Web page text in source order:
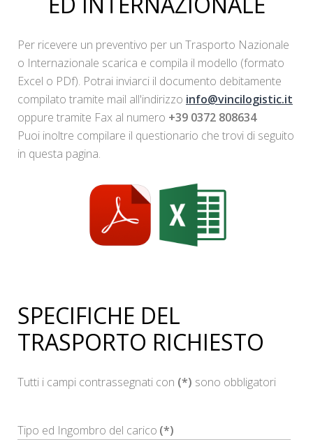
Per ricevere un preventivo per un Trasporto Nazionale
o Internazionale scarica e compila il modello (formato
Excel o PDf). Potrai inviarci il documento debitamente
compilato tramite mail all'indirizzo info@vincilogistic.it
oppure tramite Fax al numero +39 0372 808634
Puoi inoltre compilare il questionario che trovi di seguito
in questa pagina.
SPECIFICHE DEL
TRASPORTO RICHIESTO
Tutti i campi contrassegnati con (*) sono obbligatori
Tipo ed Ingombro del carico (*)